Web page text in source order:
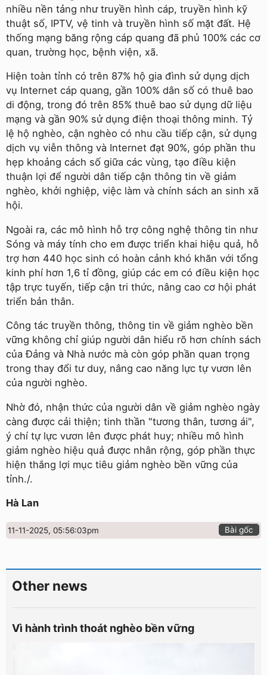
nhiều nền tảng như truyền hình cáp, truyền hình kỹ
thuật số, IPTV, vệ tinh và truyền hình số mặt đất. Hệ
thống mạng băng rộng cáp quang đã phủ 100% các cơ
quan, trường học, bệnh viện, xã.
Hiện toàn tỉnh có trên 87% hộ gia đình sử dụng dịch
vụ Internet cáp quang, gần 100% dân số có thuê bao
di động, trong đó trên 85% thuê bao sử dụng dữ liệu
mạng và gần 90% sử dụng điện thoại thông minh. Tỷ
lệ hộ nghèo, cận nghèo có nhu cầu tiếp cận, sử dụng
dịch vụ viễn thông và Internet đạt 90%, góp phần thu
hẹp khoảng cách số giữa các vùng, tạo điều kiện
thuận lợi để người dân tiếp cận thông tin về giảm
nghèo, khởi nghiệp, việc làm và chính sách an sinh xã
hội.
Ngoài ra, các mô hình hỗ trợ công nghệ thông tin như
Sóng và máy tính cho em được triển khai hiệu quả, hỗ
trợ hơn 440 học sinh có hoàn cảnh khó khăn với tổng
kinh phí hơn 1,6 tỉ đồng, giúp các em có điều kiện học
tập trực tuyến, tiếp cận tri thức, nâng cao cơ hội phát
triển bản thân.
Công tác truyền thông, thông tin về giảm nghèo bền
vững không chỉ giúp người dân hiểu rõ hơn chính sách
của Đảng và Nhà nước mà còn góp phần quan trọng
trong thay đổi tư duy, nâng cao năng lực tự vươn lên
của người nghèo.
Nhờ đó, nhận thức của người dân về giảm nghèo ngày
càng được cải thiện; tinh thần "tương thân, tương ái",
ý chí tự lực vươn lên được phát huy; nhiều mô hình
giảm nghèo hiệu quả được nhân rộng, góp phần thực
hiện thắng lợi mục tiêu giảm nghèo bền vững của
tỉnh./.
Hà Lan
11-11-2025, 05:56:03pm Bài gốc
Other news
Vì hành trình thoát nghèo bền vững